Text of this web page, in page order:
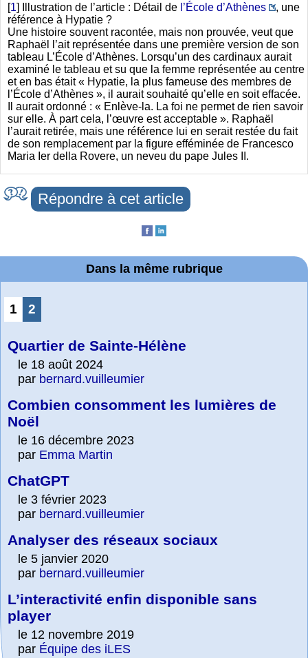
[1] Illustration de l’article : Détail de l’École d’Athènes
, une
référence à Hypatie ?
Une histoire souvent racontée, mais non prouvée, veut que
Raphaël l’ait représentée dans une première version de son
tableau L’École d’Athènes. Lorsqu’un des cardinaux aurait
examiné le tableau et su que la femme représentée au centre
et en bas était « Hypatie, la plus fameuse des membres de
l’École d’Athènes », il aurait souhaité qu’elle en soit effacée.
Il aurait ordonné : « Enlève-la. La foi ne permet de rien savoir
sur elle. À part cela, l’œuvre est acceptable ». Raphaël
l’aurait retirée, mais une référence lui en serait restée du fait
de son remplacement par la figure efféminée de Francesco
Maria Ier della Rovere, un neveu du pape Jules II.
Répondre à cet article
Dans la même rubrique
1 2
Quartier de Sainte-Hélène
le 18 août 2024
par bernard.vuilleumier
Combien consomment les lumières de
Noël
le 16 décembre 2023
par Emma Martin
ChatGPT
le 3 février 2023
par bernard.vuilleumier
Analyser des réseaux sociaux
le 5 janvier 2020
par bernard.vuilleumier
L’interactivité enfin disponible sans
player
le 12 novembre 2019
par Équipe des iLES